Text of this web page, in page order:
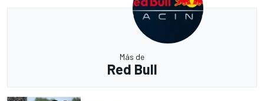
Más de
Red Bull